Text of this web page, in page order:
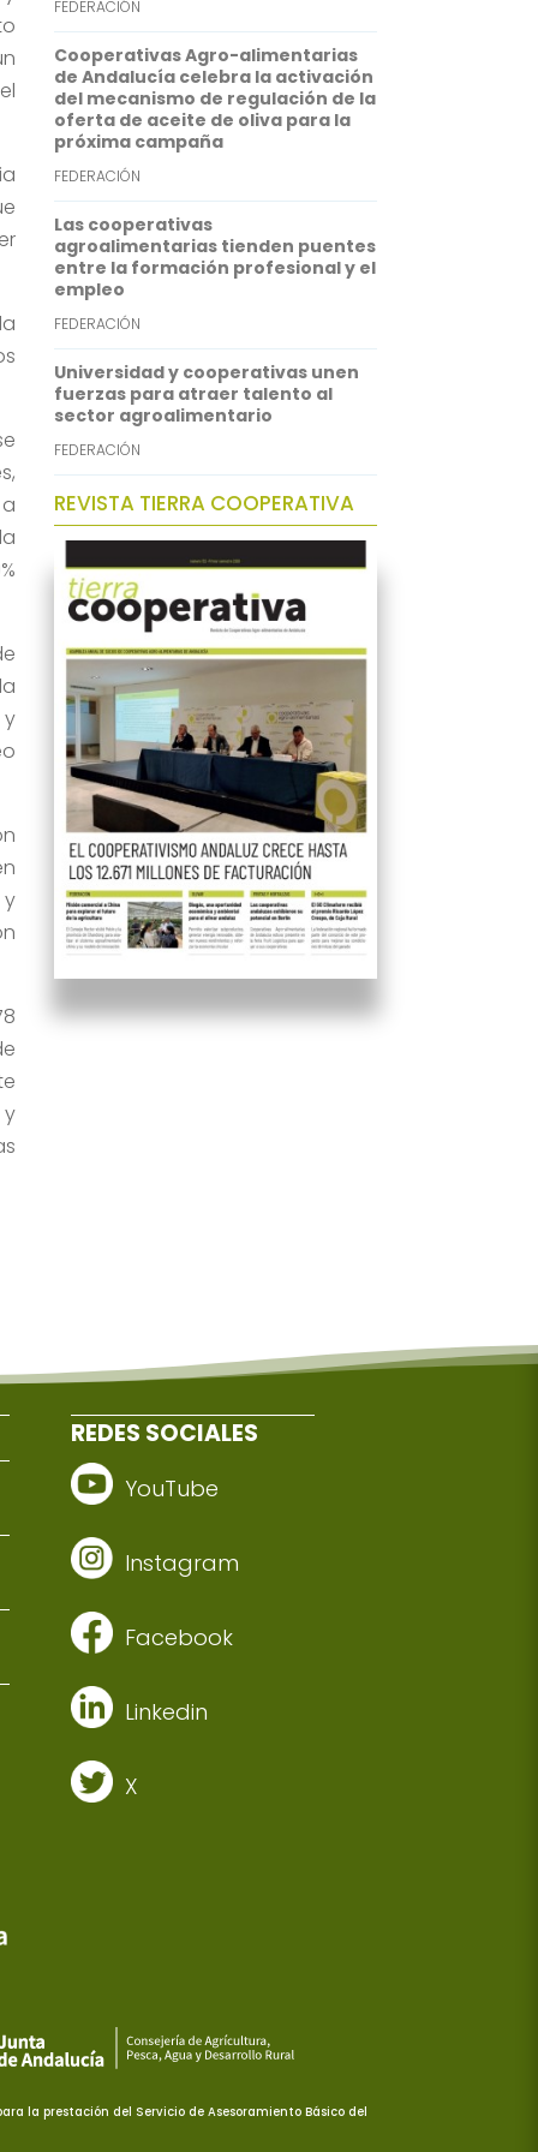
p
p
d
I
n
FEDERACIÓN
Cooperativas Agro-alimentarias
de Andalucía celebra la activación
del mecanismo de regulación de la
oferta de aceite de oliva para la
próxima campaña
FEDERACIÓN
Las cooperativas
agroalimentarias tienden puentes
entre la formación profesional y el
empleo
FEDERACIÓN
Universidad y cooperativas unen
fuerzas para atraer talento al
sector agroalimentario
FEDERACIÓN
REVISTA TIERRA COOPERATIVA
REDES SOCIALES
YouTube
Instagram
Facebook
Linkedin
X
la prestación del Servicio de Asesoramiento Básico del